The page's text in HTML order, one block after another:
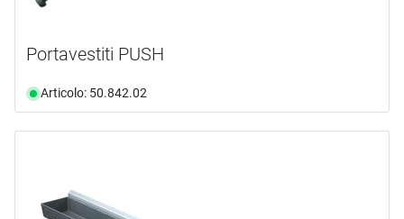
Portavestiti PUSH
Articolo: 50.842.02